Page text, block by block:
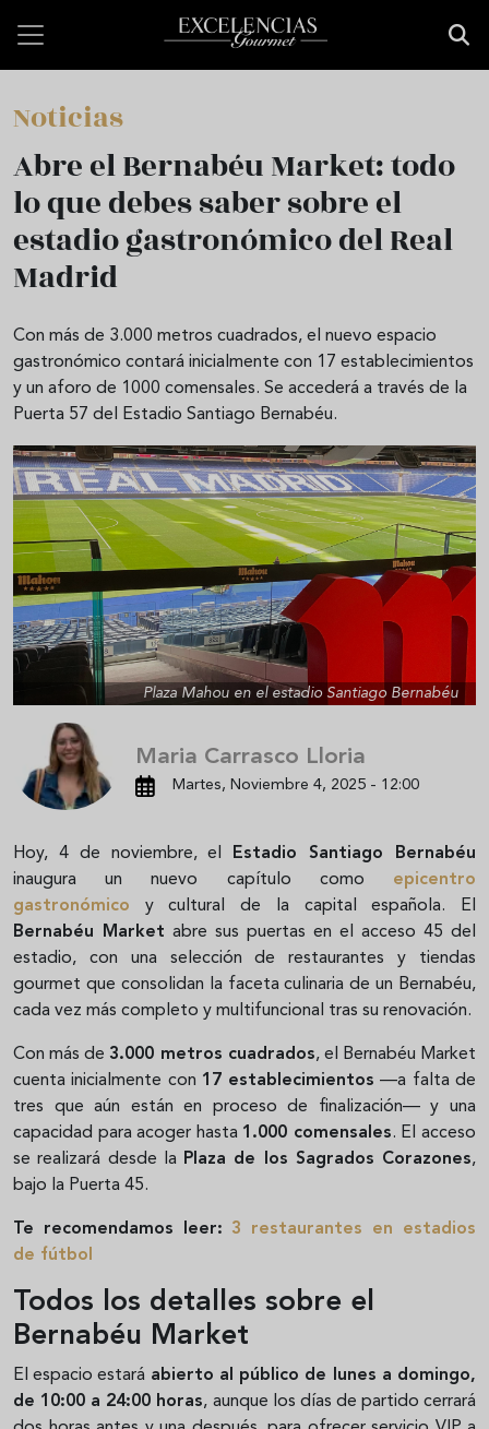
Noticias
Abre el Bernabéu Market: todo
lo que debes saber sobre el
estadio gastronómico del Real
Madrid
Con más de 3.000 metros cuadrados, el nuevo espacio
gastronómico contará inicialmente con 17 establecimientos
y un aforo de 1000 comensales. Se accederá a través de la
Puerta 57 del Estadio Santiago Bernabéu.
Plaza Mahou en el estadio Santiago Bernabéu
Maria Carrasco Lloria
Martes, Noviembre 4, 2025 - 12:00
Hoy, 4 de noviembre, el Estadio Santiago Bernabéu
inaugura un nuevo capítulo como epicentro
gastronómico y cultural de la capital española. El
Bernabéu Market abre sus puertas en el acceso 45 del
estadio, con una selección de restaurantes y tiendas
gourmet que consolidan la faceta culinaria de un Bernabéu,
cada vez más completo y multifuncional tras su renovación.
Con más de3.000 metros cuadrados, el Bernabéu Market
cuenta inicialmente con 17 establecimientos —a falta de
tres que aún están en proceso de finalización— y una
capacidad para acoger hasta 1.000 comensales. El acceso
se realizará desde la Plaza de los Sagrados Corazones,
bajo la Puerta 45.
Te recomendamos leer:
3 restaurantes en estadios
de fútbol
Todos los detalles sobre el
Bernabéu Market
El espacio estará abierto al público de lunes a domingo,
de 10:00 a 24:00 horas, aunque los días de partido cerrará